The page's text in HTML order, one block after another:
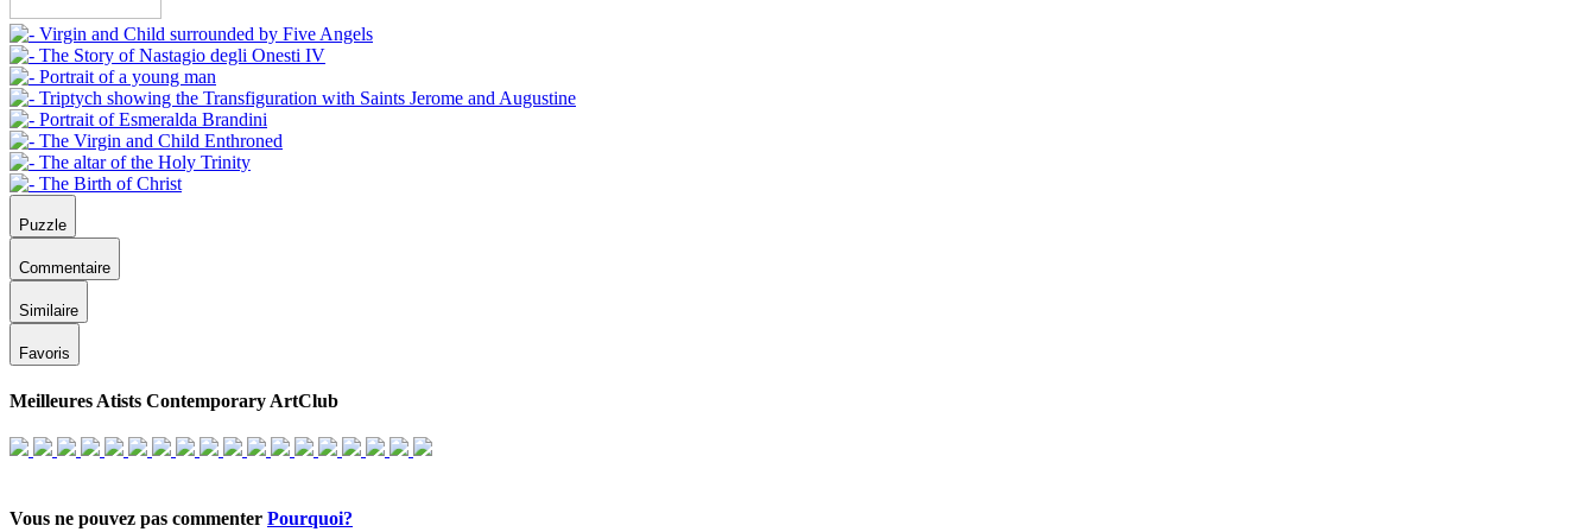
Puzzle
Commentaire
Similaire
Favoris
Meilleures Atists Contemporary ArtClub
Vous ne pouvez pas commenter Pourquoi?